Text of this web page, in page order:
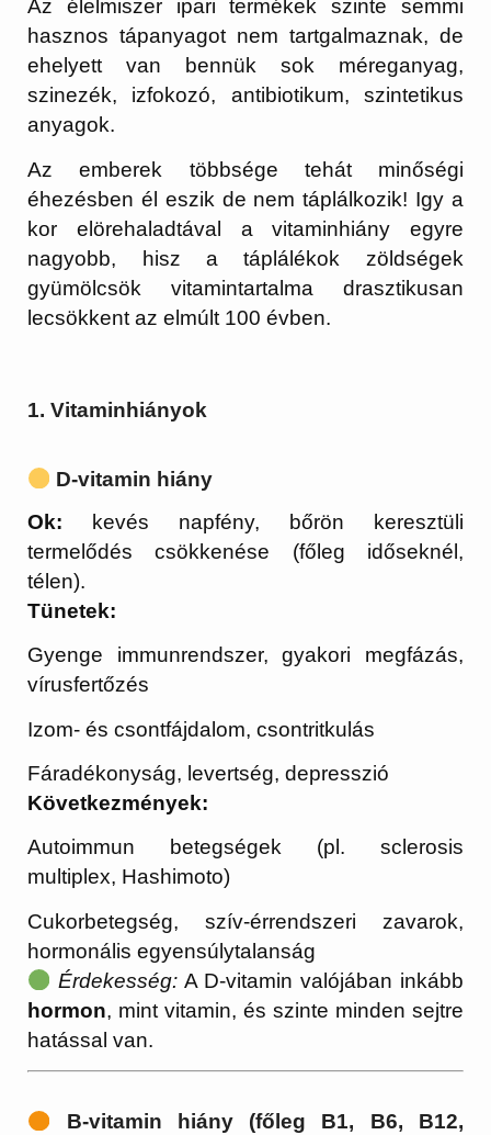
Az élelmiszer ipari termékek szinte semmi
hasznos tápanyagot nem tartgalmaznak, de
ehelyett van bennük sok méreganyag,
szinezék, izfokozó, antibiotikum, szintetikus
anyagok.
Az emberek többsége tehát minőségi
éhezésben él eszik de nem táplálkozik! Igy a
kor elörehaladtával a vitaminhiány egyre
nagyobb, hisz a táplálékok zöldségek
gyümölcsök vitamintartalma drasztikusan
lecsökkent az elmúlt 100 évben.
1.Vitaminhiányok
D-vitamin hiány
Ok: kevés napfény, bőrön keresztüli
termelődés csökkenése (főleg időseknél,
télen).
Tünetek:
Gyenge immunrendszer, gyakori megfázás,
vírusfertőzés
Izom- és csontfájdalom, csontritkulás
Fáradékonyság, levertség, depresszió
Következmények:
Autoimmun betegségek (pl. sclerosis
multiplex, Hashimoto)
Cukorbetegség, szív-érrendszeri zavarok,
hormonális egyensúlytalanság
Érdekesség: A D-vitamin valójában inkább
hormon, mint vitamin, és szinte minden sejtre
hatással van.
B-vitamin hiány (főleg B1, B6, B12,